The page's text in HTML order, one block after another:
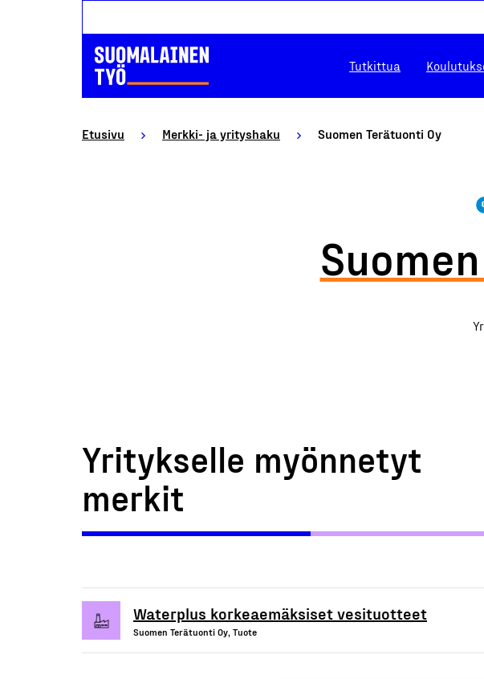
Tutkittua
Etusivu Merkki- ja yrityshaku Suomen Terätuonti Oy
Yritykselle myönnetyt
merkit
Waterplus korkeaemäksiset vesituotteet
Suomen Terätuonti Oy, Tuote